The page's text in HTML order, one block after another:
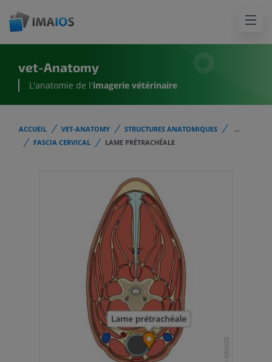
vet-Anatomy
L'anatomie de l'imagerie vétérinaire
ACCUEIL VET-ANATOMY STRUCTURES ANATOMIQUES
...
FASCIA CERVICAL
LAME PRÉTRACHÉALE